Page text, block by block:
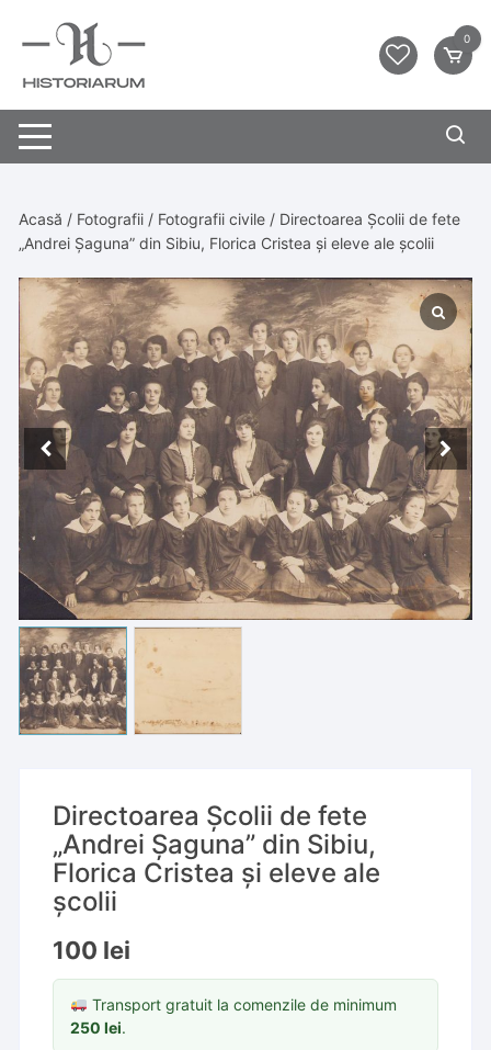
0
Acasă / Fotografii / Fotografii civile / Directoarea Școlii de fete
„Andrei Șaguna” din Sibiu, Florica Cristea și eleve ale școlii
Directoarea Școlii de fete
„Andrei Șaguna” din Sibiu,
Florica Cristea și eleve ale
școlii
100 lei
Transport gratuit la comenzile de minimum
250lei.